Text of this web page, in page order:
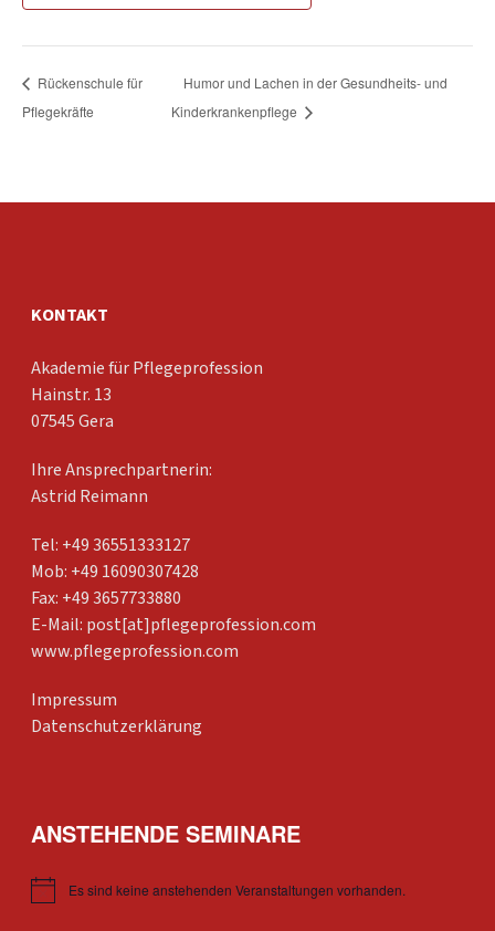
Rückenschule für
Pflegekräfte
Humor und Lachen in der Gesundheits- und
Kinderkrankenpflege
KONTAKT
Akademie für Pflegeprofession
Hainstr. 13
07545 Gera
Ihre Ansprechpartnerin:
Astrid Reimann
Tel: +49 36551333127
Mob: +49 16090307428
Fax: +49 3657733880
E-Mail: post[at]pflegeprofession.com
www.pflegeprofession.com
Impressum
Datenschutzerklärung
ANSTEHENDE SEMINARE
HinweisEs sind keine anstehenden Veranstaltungen vorhanden.